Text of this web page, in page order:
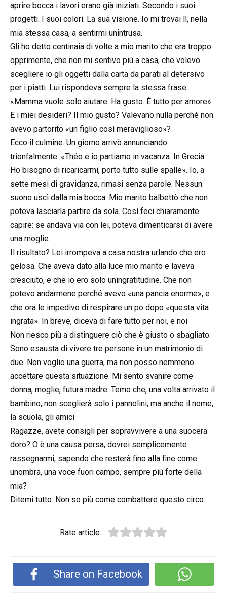
aprire bocca i lavori erano già iniziati. Secondo i suoi
progetti. I suoi colori. La sua visione. Io mi trovai lì, nella
mia stessa casa, a sentirmi unintrusa.
Gli ho detto centinaia di volte a mio marito che era troppo
opprimente, che non mi sentivo più a casa, che volevo
scegliere io gli oggetti dalla carta da parati al detersivo
per i piatti. Lui rispondeva sempre la stessa frase:
«Mamma vuole solo aiutare. Ha gusto. È tutto per amore».
E i miei desideri? Il mio gusto? Valevano nulla perché non
avevo partorito «un figlio così meraviglioso»?
Ecco il culmine. Un giorno arrivò annunciando
trionfalmente: «Théo e io partiamo in vacanza. In Grecia.
Ho bisogno di ricaricarmi, porto tutto sulle spalle». Io, a
sette mesi di gravidanza, rimasi senza parole. Nessun
suono uscì dalla mia bocca. Mio marito balbettò che non
poteva lasciarla partire da sola. Così feci chiaramente
capire: se andava via con lei, poteva dimenticarsi di avere
una moglie.
Il risultato? Lei irrompeva a casa nostra urlando che ero
gelosa. Che aveva dato alla luce mio marito e laveva
cresciuto, e che io ero solo uningratitudine. Che non
potevo andarmene perché avevo «una pancia enorme», e
che ora le impedivo di respirare un po dopo «questa vita
ingrata». In breve, diceva di fare tutto per noi, e noi
Non riesco più a distinguere ciò che è giusto o sbagliato.
Sono esausta di vivere tre persone in un matrimonio di
due. Non voglio una guerra, ma non posso nemmeno
accettare questa situazione. Mi sento svanire come
donna, moglie, futura madre. Temo che, una volta arrivato il
bambino, non sceglierà solo i pannolini, ma anche il nome,
la scuola, gli amici
Ragazze, avete consigli per sopravvivere a una suocera
doro? O è una causa persa, dovrei semplicemente
rassegnarmi, sapendo che resterà fino alla fine come
unombra, una voce fuori campo, sempre più forte della
mia?
Ditemi tutto. Non so più come combattere questo circo.
Rate article
Share on Facebook